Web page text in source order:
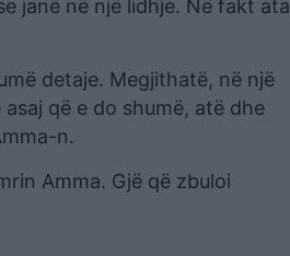
janë në një lidhje. Në fakt ata
detaje. Megjithatë, në një
që e do shumë, atë dhe
n.
Amma. Gjë që zbuloi